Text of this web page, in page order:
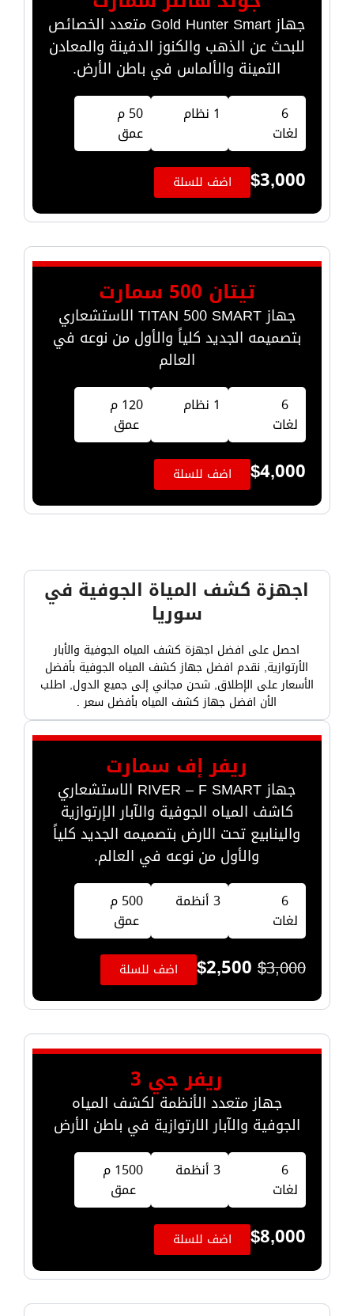
جهاز Gold Hunter Smart متعدد الخصائص
للبحث عن الذهب والكنوز الدفينة والمعادن
الثمينة والألماس في باطن الأرض.
6
لغات
1 نظام
50 م
عمق
$3,000 اضف للسلة
تيتان 500 سمارت
جهاز TITAN 500 SMART الاستشعاري
بتصميمه الجديد كلياً والأول من نوعه في
العالم
6
لغات
1 نظام
120 م
عمق
$4,000 اضف للسلة
اجهزة كشف المياة الجوفية في
سوريا
احصل على افضل اجهزة كشف المياه الجوفية والأبار
الأرتوازية, نقدم افضل جهاز كشف المياه الجوفية بأفضل
الأسعار على الإطلاق, شحن مجاني إلى جميع الدول, اطلب
الأن افضل جهاز كشف المياه بأفضل سعر .
ريفر إف سمارت
جهاز RIVER – F SMART الاستشعاري
كاشف المياه الجوفية والآبار الإرتوازية
والينابيع تحت الارض بتصميمه الجديد كلياً
والأول من نوعه في العالم.
6
لغات
3 أنظمة
500 م
عمق
$3,000
$2,500 اضف للسلة
ريفر جي 3
جهاز متعدد الأنظمة لكشف المياه
الجوفية والآبار الارتوازية في باطن الأرض
6
لغات
3 أنظمة
1500 م
عمق
$8,000 اضف للسلة